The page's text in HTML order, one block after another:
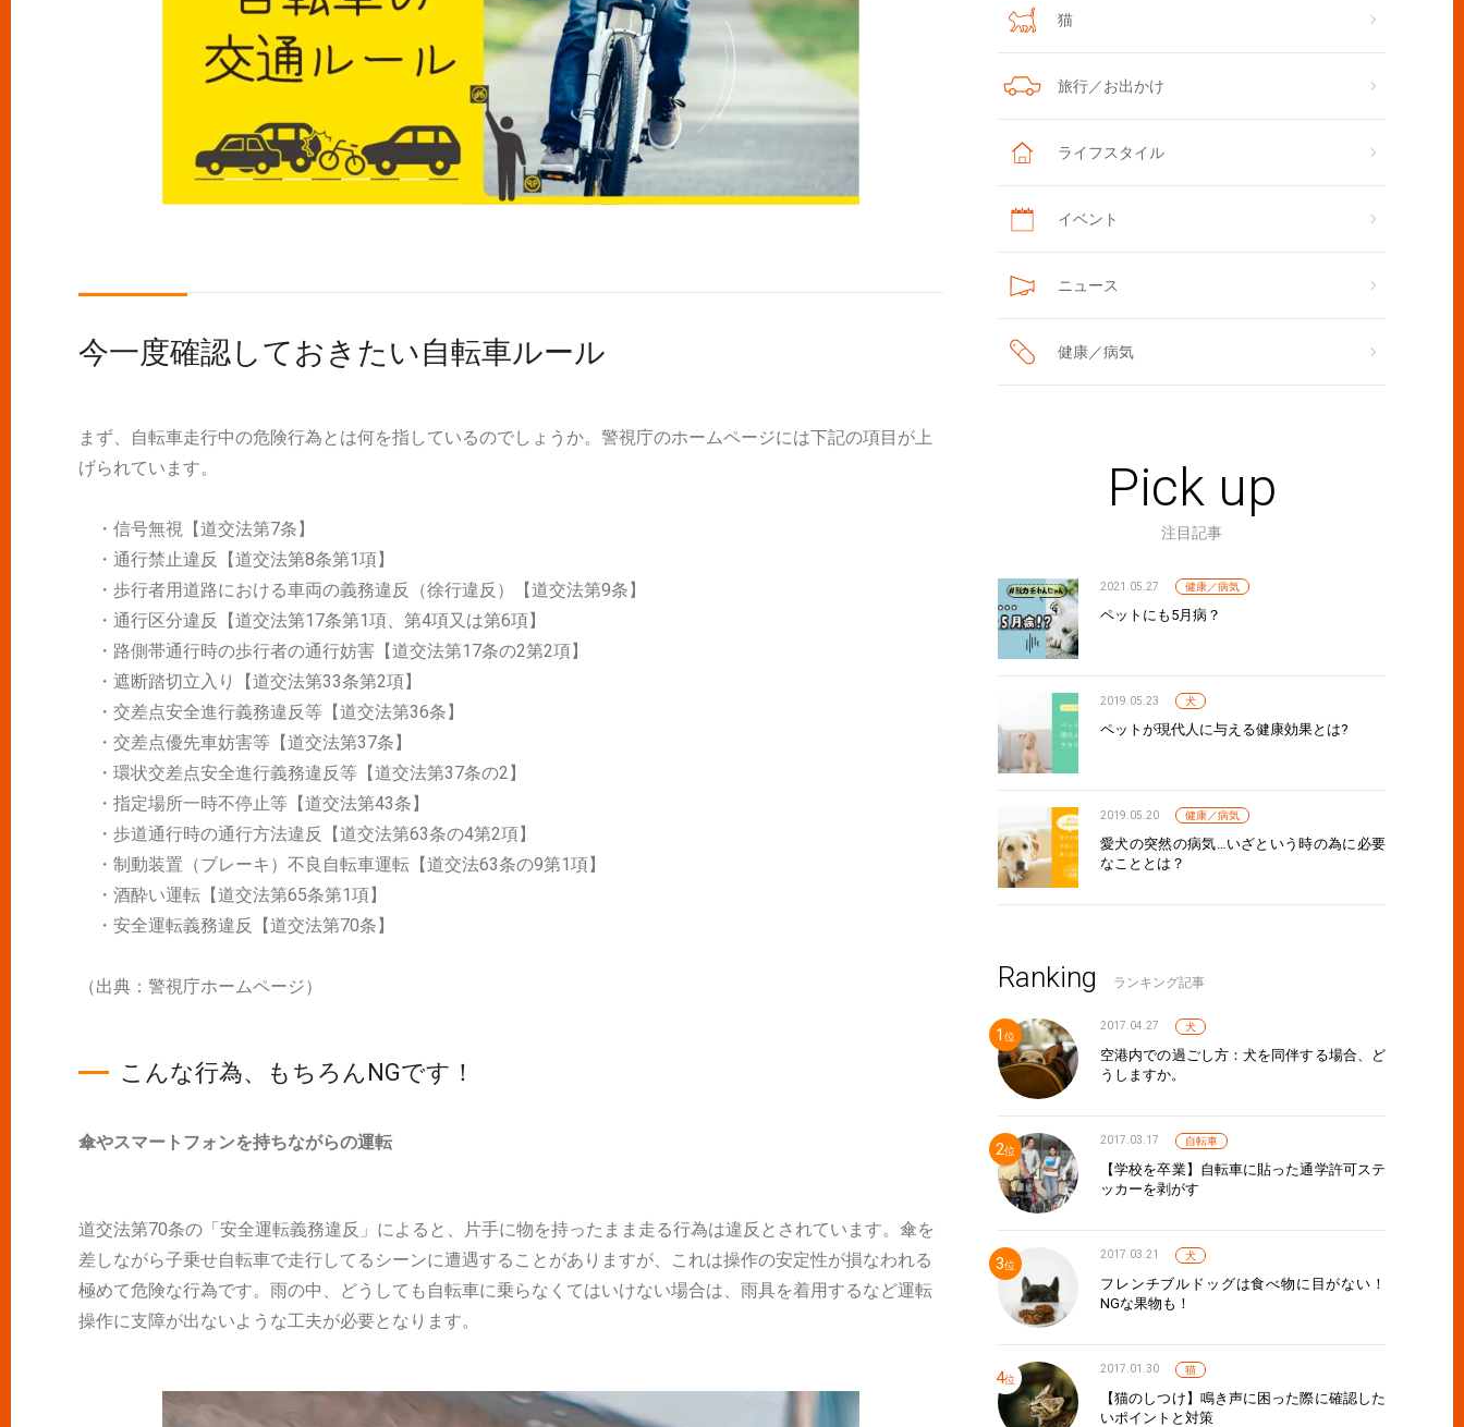
今一度確認しておきたい自転車ルール
まず、自転車走行中の危険行為とは何を指しているのでしょうか。警視庁のホームページには下記の項目が上
げられています。
・信号無視【道交法第7条】
・通行禁止違反【道交法第8条第1項】
・歩行者用道路における車両の義務違反（徐行違反）【道交法第9条】
・通行区分違反【道交法第17条第1項、第4項又は第6項】
・路側帯通行時の歩行者の通行妨害【道交法第17条の2第2項】
・遮断踏切立入り【道交法第33条第2項】
・交差点安全進行義務違反等【道交法第36条】
・交差点優先車妨害等【道交法第37条】
・環状交差点安全進行義務違反等【道交法第37条の2】
・指定場所一時不停止等【道交法第43条】
・歩道通行時の通行方法違反【道交法第63条の4第2項】
・制動装置（ブレーキ）不良自転車運転【道交法63条の9第1項】
・酒酔い運転【道交法第65条第1項】
・安全運転義務違反【道交法第70条】
（出典：警視庁ホームページ）
こんな行為、もちろんNGです！
傘やスマートフォンを持ちながらの運転
道交法第70条の「安全運転義務違反」によると、片手に物を持ったまま走る行為は違反とされています。傘を
差しながら子乗せ自転車で走行してるシーンに遭遇することがありますが、これは操作の安定性が損なわれる
極めて危険な行為です。雨の中、どうしても自転車に乗らなくてはいけない場合は、雨具を着用するなど運転
操作に支障が出ないような工夫が必要となります。
猫
旅行／お出かけ
ライフスタイル
イベント
ニュース
健康／病気
Pick up
注目記事
2021.05.27 健康／病気
ペットにも5月病？
2019.05.23 犬
ペットが現代人に与える健康効果とは?
2019.05.20 健康／病気
愛犬の突然の病気…いざという時の為に必要
なこととは？
Ranking ランキング記事
2017.04.27 犬
空港内での過ごし方：犬を同伴する場合、ど
うしますか。
2017.03.17 自転車
【学校を卒業】自転車に貼った通学許可ステ
ッカーを剥がす
2017.03.21 犬
フレンチブルドッグは食べ物に目がない！
NGな果物も！
2017.01.30 猫
【猫のしつけ】鳴き声に困った際に確認した
いポイントと対策